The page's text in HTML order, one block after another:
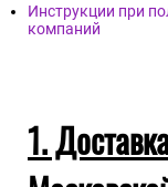
Инструкции при
компаний
1.